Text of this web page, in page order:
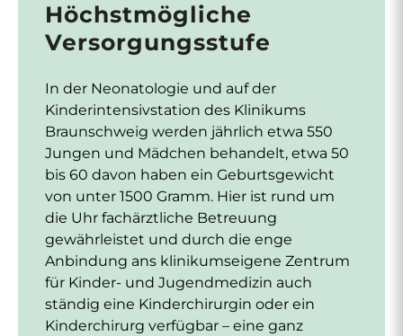
Höchstmögliche
Versorgungsstufe
In der Neonatologie und auf der
Kinderintensivstation des Klinikums
Braunschweig werden jährlich etwa 550
Jungen und Mädchen behandelt, etwa 50
bis 60 davon haben ein Geburtsgewicht
von unter 1500 Gramm. Hier ist rund um
die Uhr fachärztliche Betreuung
gewährleistet und durch die enge
Anbindung ans klinikumseigene Zentrum
für Kinder- und Jugendmedizin auch
ständig eine Kinderchirurgin oder ein
Kinderchirurg verfügbar – eine ganz